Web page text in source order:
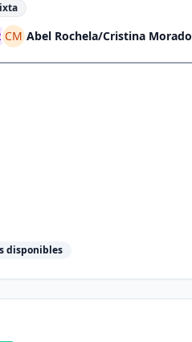
CM Abel Rochela/Cristina Morado
disponibles